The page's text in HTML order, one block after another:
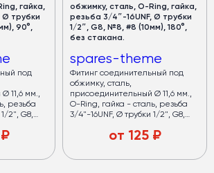
гайка,
Ø трубки
90°,
под
11,6 мм.,
резьба
2", G8,
обжимку, сталь, O-Ring, гайка,
резьба 3/4″-16UNF, Ø трубки
1/2″, G8, №8, #8 (10мм), 180°,
без стакана.
spares-theme
Фитинг соединительный под
обжимку, сталь,
присоединительный Ø 11,6 мм.,
O-Ring, гайка - сталь, резьба
3/4"-16UNF, Ø трубки 1/2", G8,
от 125₽